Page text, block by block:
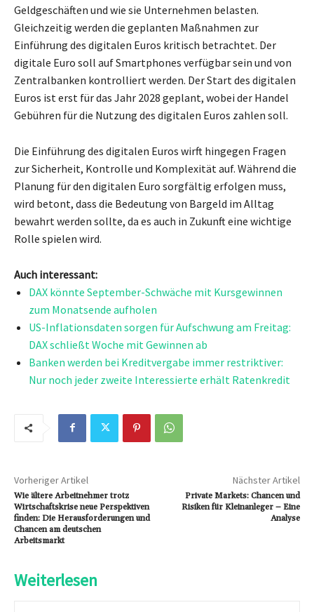
Geldgeschäften und wie sie Unternehmen belasten.
Gleichzeitig werden die geplanten Maßnahmen zur
Einführung des digitalen Euros kritisch betrachtet. Der
digitale Euro soll auf Smartphones verfügbar sein und von
Zentralbanken kontrolliert werden. Der Start des digitalen
Euros ist erst für das Jahr 2028 geplant, wobei der Handel
Gebühren für die Nutzung des digitalen Euros zahlen soll.
Die Einführung des digitalen Euros wirft hingegen Fragen
zur Sicherheit, Kontrolle und Komplexität auf. Während die
Planung für den digitalen Euro sorgfältig erfolgen muss,
wird betont, dass die Bedeutung von Bargeld im Alltag
bewahrt werden sollte, da es auch in Zukunft eine wichtige
Rolle spielen wird.
Auch interessant:
DAX könnte September-Schwäche mit Kursgewinnen
zum Monatsende aufholen
US-Inflationsdaten sorgen für Aufschwung am Freitag:
DAX schließt Woche mit Gewinnen ab
Banken werden bei Kreditvergabe immer restriktiver:
Nur noch jeder zweite Interessierte erhält Ratenkredit
Vorheriger Artikel
Wie ältere Arbeitnehmer trotz
Wirtschaftskrise neue Perspektiven
finden: Die Herausforderungen und
Chancen am deutschen
Arbeitsmarkt
Nächster Artikel
Private Markets: Chancen und
Risiken für Kleinanleger – Eine
Analyse
Weiterlesen